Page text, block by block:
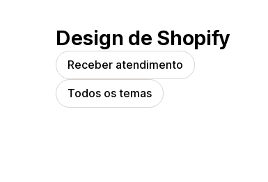
Design de Shopify
Receber atendimento
Todos os temas